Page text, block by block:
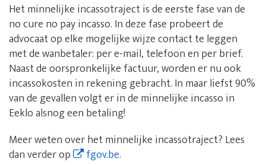
Het minnelijke incassotraject is de eerste fase van de
no cure no pay incasso. In deze fase probeert de
advocaat op elke mogelijke wijze contact te leggen
met de wanbetaler: per e-mail, telefoon en per brief.
Naast de oorspronkelijke factuur, worden er nu ook
incassokosten in rekening gebracht. In maar liefst 90%
van de gevallen volgt er in de minnelijke incasso in
Eeklo alsnog een betaling!
Meer weten over het minnelijke incassotraject? Lees
dan verder op
fgov.be.